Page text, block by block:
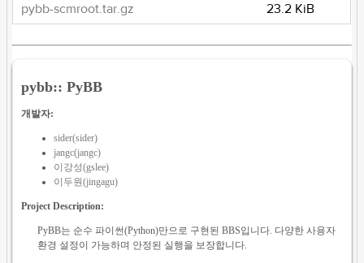
pybb-scmroot.tar.gz
23.2 KiB
pybb:: PyBB
개발자:
sider(sider)
jangc(jangc)
이강성(gslee)
이두원(jingagu)
Project Description:
PyBB는 순수 파이썬(Python)만으로 구현된 BBS입니다. 다양한 사용자
환경 설정이 가능하며 안정된 실행을 보장합니다.